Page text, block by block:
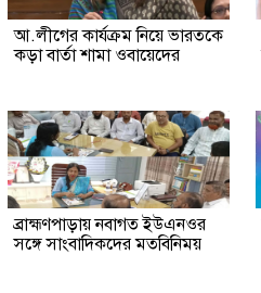
আ.লীগের কার্যক্রম নিয়ে ভারতকে
কড়া বার্তা শামা ওবায়েদের
ব্রাহ্মণপাড়ায় নবাগত ইউএনওর
সঙ্গে সাংবাদিকদের মতবিনিময়